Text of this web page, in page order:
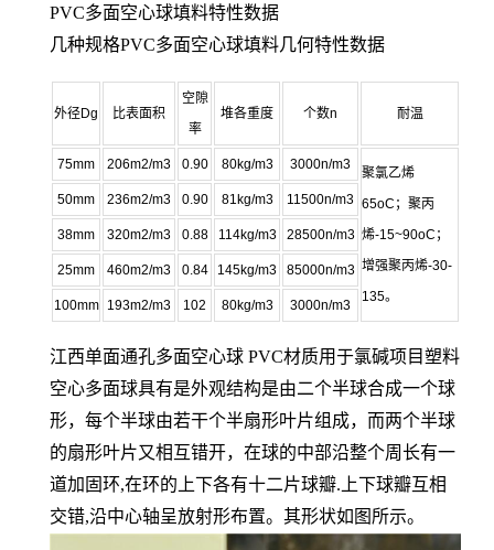
PVC多面空心球填料特性数据
几种规格PVC多面空心球填料几何特性数据
外径Dg 比表面积
空隙
率
堆各重度 个数n 耐温
75mm 206m2/m3 0.90 80kg/m3 3000n/m3
聚氯乙烯
65oC；聚丙
烯-15~90oC；
增强聚丙烯-30-
135。
50mm 236m2/m3 0.90 81kg/m3 11500n/m3
38mm 320m2/m3 0.88 114kg/m3 28500n/m3
25mm 460m2/m3 0.84 145kg/m3 85000n/m3
100mm 193m2/m3 102 80kg/m3 3000n/m3
江西单面通孔多面空心球 PVC材质用于氯碱项目塑料
空心多面球具有是外观结构是由二个半球合成一个球
形，每个半球由若干个半扇形叶片组成，而两个半球
的扇形叶片又相互错开，在球的中部沿整个周长有一
道加固环,在环的上下各有十二片球瓣.上下球瓣互相
交错,沿中心轴呈放射形布置。其形状如图所示。